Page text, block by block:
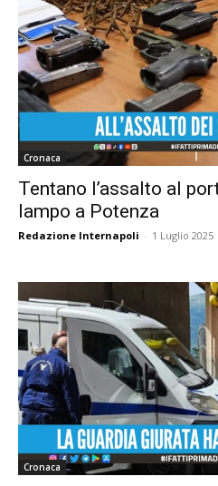
Cronaca
Tentano l’assalto al
lampo a Potenza
Redazione Internapoli - 1 Luglio 2025
Cronaca